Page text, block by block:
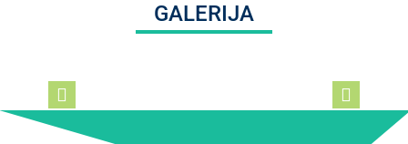
GALERIJA